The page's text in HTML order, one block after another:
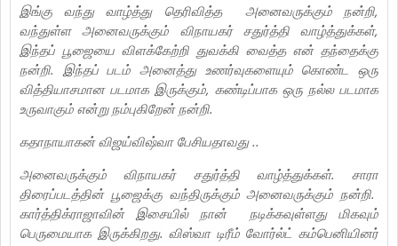
இங்கு வந்து வாழ்த்து தெரிவித்த அனைவருக்கும் நன்றி,
வந்துள்ள அனைவருக்கும் விநாயகர் சதுர்த்தி வாழ்த்துக்கள்,
இந்தப் பூஜையை விளக்கேற்றி துவக்கி வைத்த என் தந்தைக்கு
நன்றி. இந்தப் படம் அனைத்து உணர்வுகளையும் கொண்ட ஒரு
வித்தியாசமான படமாக இருக்கும், கண்டிப்பாக ஒரு நல்ல படமாக
உருவாகும் என்று நம்புகிறேன் நன்றி.
கதாநாயாகன் விஜய்விஷ்வா பேசியதாவது ..
அனைவருக்கும் விநாயகர் சதுர்த்தி வாழ்த்துக்கள். சாரா
திரைப்படத்தின் பூஜைக்கு வந்திருக்கும் அனைவருக்கும் நன்றி.
கார்த்திக்ராஜாவின் இசையில் நான் நடிக்கவுள்ளது மிகவும்
பெருமையாக இருக்கிறது. விஸ்வா டிரீம் வோர்ல்ட் கம்பெனியினர்